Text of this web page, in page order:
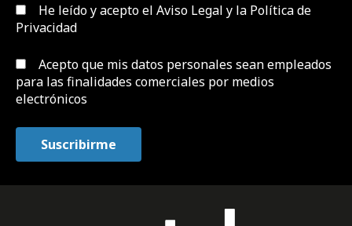
He leído y acepto el Aviso Legal y la Política de
Privacidad
Acepto que mis datos personales sean empleados
para las finalidades comerciales por medios
electrónicos